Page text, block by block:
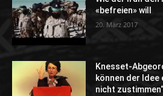
«befreien» will
20. März 2017
Knesset-
können der
nicht